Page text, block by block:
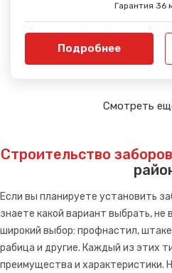
Гарантия 36
Подробнее
Смотреть
Строительство заборов
Если вы планируете установить
знаете какой вариант выбрать, не
широкий выбор: профнастил,
рабица и другие. Каждый из этих
преимущества и характеристики.